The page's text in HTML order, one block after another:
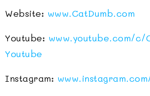
Website: www.CatDumb.com
Youtube: www.youtube.com/c/
Youtube
Instagram: